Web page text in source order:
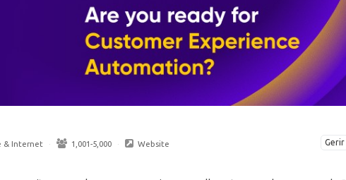
Gerir
& Internet · 1,001-5,000 · Website